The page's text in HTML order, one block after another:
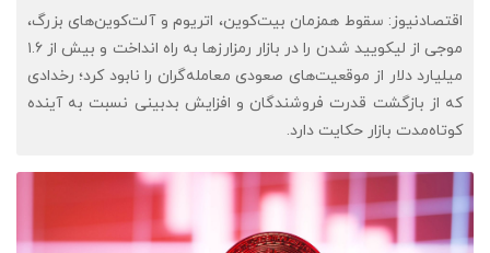
اقتصادنیوز: سقوط همزمان بیت‌کوین، اتریوم و آلت‌کوین‌های بزرگ،
موجی از لیکویید شدن را در بازار رمزارزها به راه انداخت و بیش از ۱.۶
میلیارد دلار از موقعیت‌های صعودی معامله‌گران را نابود کرد؛ رخدادی
که از بازگشت قدرت فروشندگان و افزایش بدبینی نسبت به آینده
کوتاه‌مدت بازار حکایت دارد.